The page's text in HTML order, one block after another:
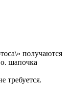
получаются
шапочка
требуется.